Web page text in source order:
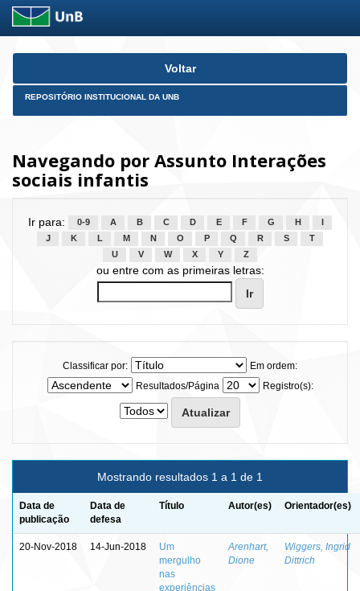
Skip
Voltar
REPOSITÓRIO INSTITUCIONAL DA UNB
Navegando por Assunto Interações
sociais infantis
Ir para: 0-9 A B C D E F G H
J
K L M N O P Q R S
T
U
V W X Y Z
ou entre com as primeiras letras:
Classificar por:
Em ordem:
Resultados/Página
Registro(s):
Mostrando resultados 1 a 1 de 1
Data de
publicação
Data de
defesa
Título Autor(es) Orientador(es)
20-Nov-2018 14-Jun-2018
Um
mergulho
nas
experiências
Arenhart,
Dione
Wiggers, Ingrid
Dittrich